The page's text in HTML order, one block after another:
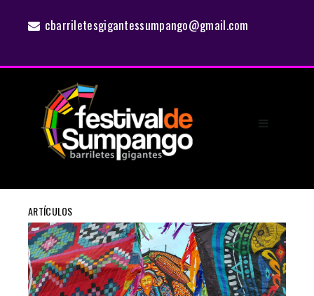
cbarriletesgigantessumpango@gmail.com
ARTÍCULOS